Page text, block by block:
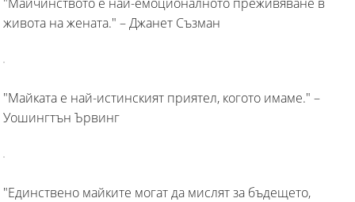
живота на жената." – Джанет Съзман
"Майката е най-истинският приятел, когото имаме." –
Уошингтън Ървинг
"Единствено майките могат да мислят за бъдещето,